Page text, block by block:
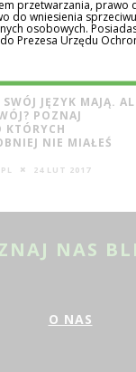
JĘZYK MAJĄ.
POZNAJ
KTÓRYCH
NIE MIAŁEŚ
24 LUT 2017
NAS
O NAS
przetwarzania, prawo
do wniesienia
osobowych.
Prezesa Urzędu